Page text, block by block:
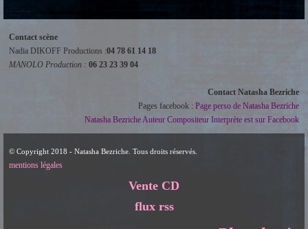
Contact scène
Nadia DIKOFF Productions :04 78 61 14 18
MANOLO Production : 06 23 23 39 04
Contact Natasha Bezriche
Pages facebook : Page perso de Natasha Bezriche
Natasha Bezriche Auteur Compositeur Interprète est sur Facebook
© Copyright 2018 - Natasha Bezriche. Tous droits réservés.
mentions légales
Vente CD
flux rss